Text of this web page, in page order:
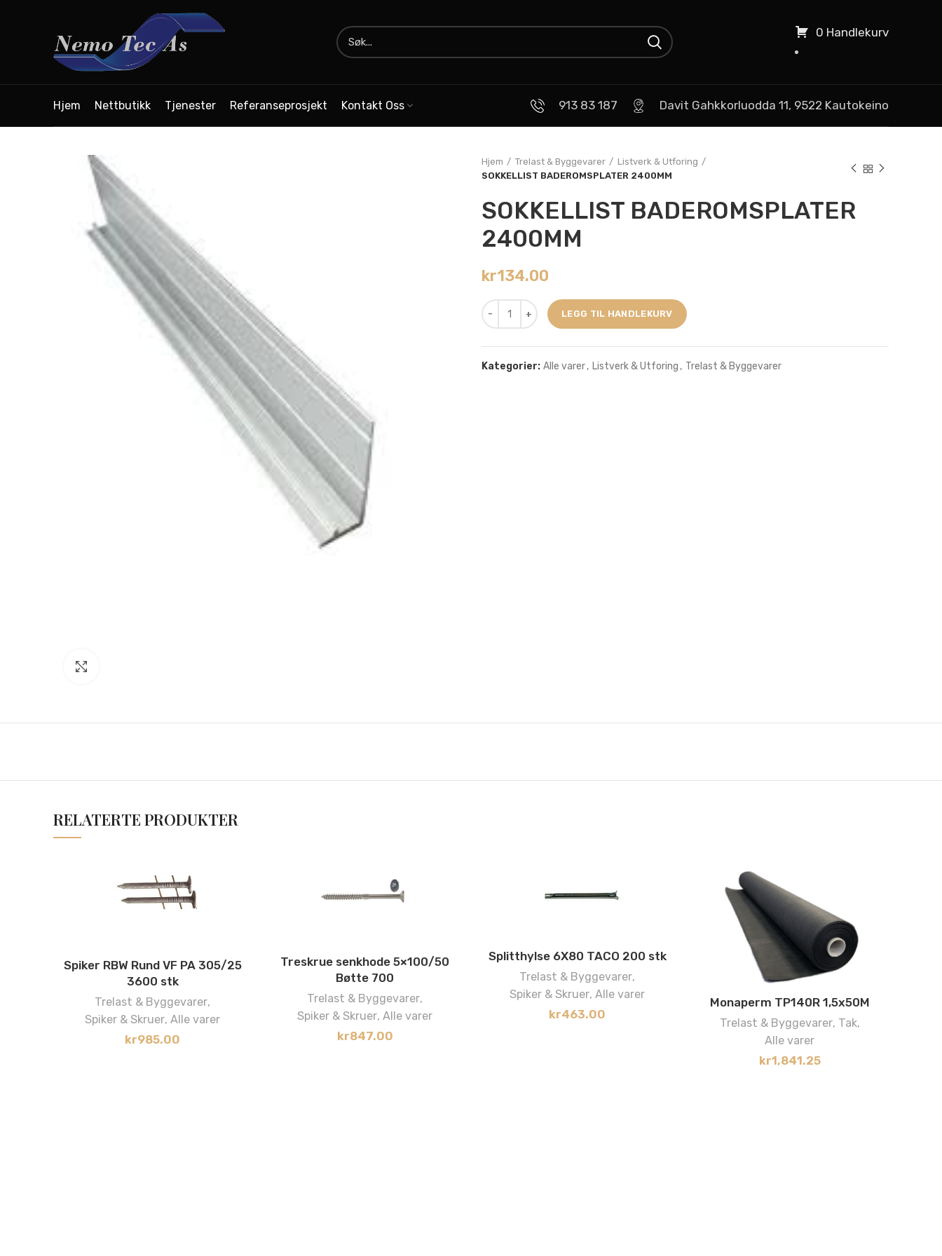
0 Handlekurv
Hjem Nettbutikk Tjenester Referanseprosjekt Kontakt Oss 913 83 187 Davit Gahkkorluodda 11, 9522 Kautokeino
Hjem Trelast & Byggevarer
Listverk & Utforing
SOKKELLIST BADEROMSPLATER 2400MM
SOKKELLIST BADEROMSPLATER
2400MM
kr134.00
LEGG TIL HANDLEKURV
Kategorier: Alle varer, Listverk & Utforing , Trelast & Byggevarer
RELATERTE PRODUKTER
Spiker RBW Rund VF PA 305/25
3600 stk
Trelast & Byggevarer,
Spiker & Skruer, Alle varer
kr985.00
Treskrue senkhode 5×100/50
Bøtte 700
Trelast & Byggevarer,
Spiker & Skruer, Alle varer
kr847.00
Splitthylse 6X80 TACO 200 stk
Trelast & Byggevarer,
Spiker & Skruer, Alle varer
kr463.00
Monaperm TP140R 1,5x50M
Trelast & Byggevarer, Tak,
Alle varer
kr1,841.25